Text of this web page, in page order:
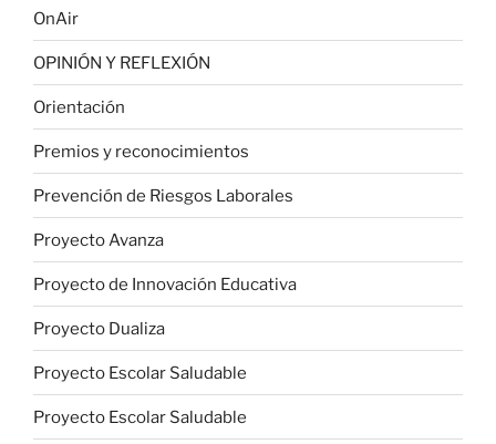
OnAir
OPINIÓN Y REFLEXIÓN
Orientación
Premios y reconocimientos
Prevención de Riesgos Laborales
Proyecto Avanza
Proyecto de Innovación Educativa
Proyecto Dualiza
Proyecto Escolar Saludable
Proyecto Escolar Saludable